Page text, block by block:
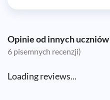
Opinie od innych uczniów
6 pisemnych recenzji)
Loading reviews...